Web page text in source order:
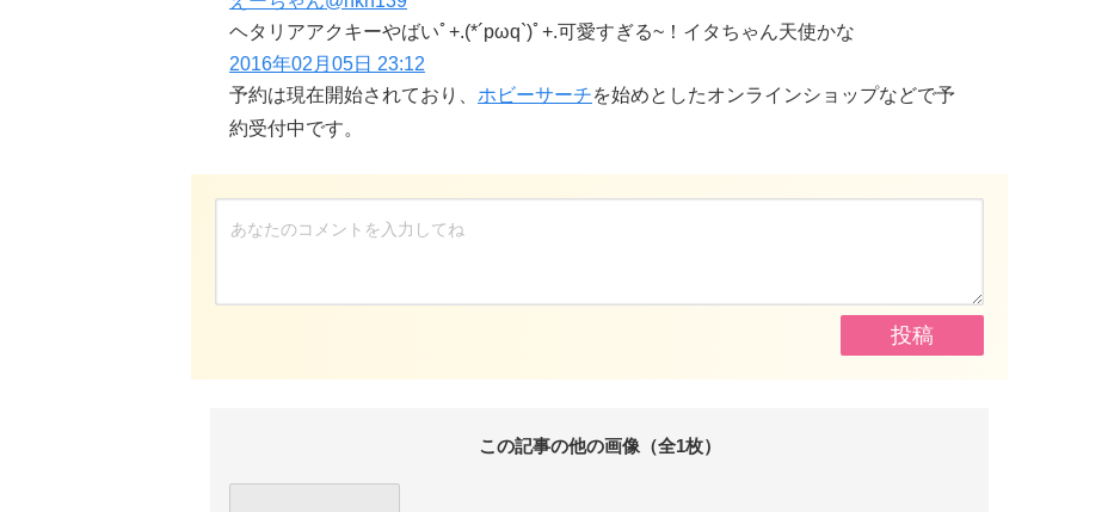
ヘタリアアクキーやばいﾟ+.(*´pωq`)ﾟ+.可愛すぎる~！イタちゃん天使かな
2016年02月05日 23:12
予約は現在開始されており、 ホビーサーチを始めとしたオンラインショップなどで予
約受付中です。
この記事の他の画像（全1枚）